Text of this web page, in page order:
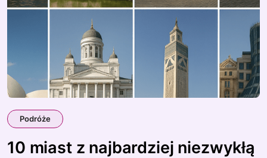
Podróże
10 miast z najbardziej niezwykłą